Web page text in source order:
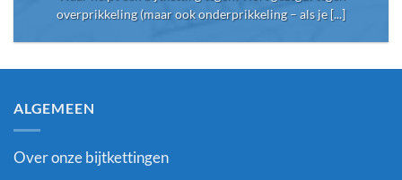
overprikkeling (maar ook onderprikkeling – als je [...]
ALGEMEEN
Over onze bijtkettingen